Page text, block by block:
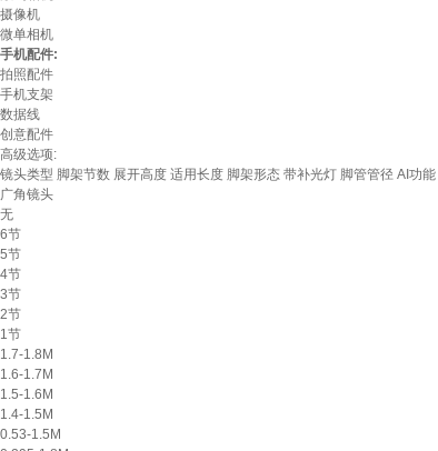
摄像机
微单相机
手机配件:
拍照配件
手机支架
数据线
创意配件
高级选项:
镜头类型 脚架节数 展开高度 适用长度 脚架形态 带补光灯 脚管管径 AI功能
广角镜头
无
6节
5节
4节
3节
2节
1节
1.7-1.8M
1.6-1.7M
1.5-1.6M
1.4-1.5M
0.53-1.5M